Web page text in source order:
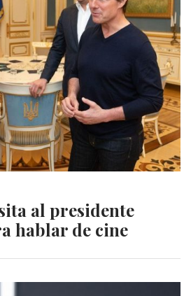
al presidente
hablar de cine